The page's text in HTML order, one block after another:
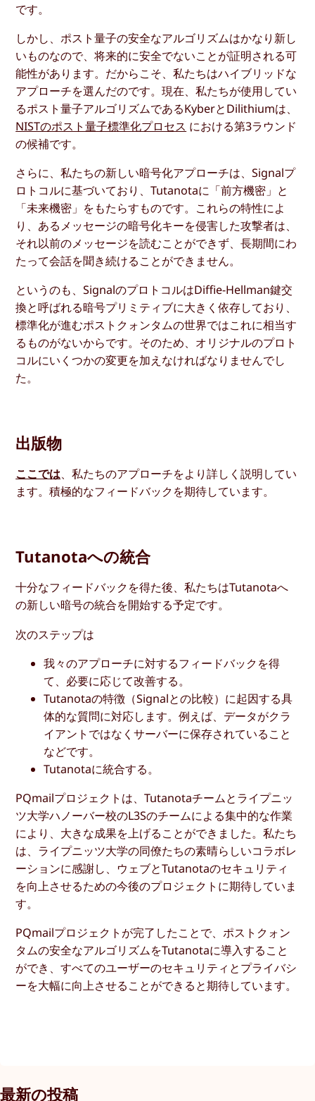
です。
しかし、ポスト量子の安全なアルゴリズムはかなり新し
いものなので、将来的に安全でないことが証明される可
能性があります。だからこそ、私たちはハイブリッドな
アプローチを選んだのです。現在、私たちが使用してい
るポスト量子アルゴリズムであるKyberとDilithiumは、
NISTのポスト量子標準化プロセス における第3ラウンド
の候補です。
さらに、私たちの新しい暗号化アプローチは、Signalプ
ロトコルに基づいており、Tutanotaに「前方機密」と
「未来機密」をもたらすものです。これらの特性によ
り、あるメッセージの暗号化キーを侵害した攻撃者は、
それ以前のメッセージを読むことができず、長期間にわ
たって会話を聞き続けることができません。
というのも、SignalのプロトコルはDiffie-Hellman鍵交
換と呼ばれる暗号プリミティブに大きく依存しており、
標準化が進むポストクォンタムの世界ではこれに相当す
るものがないからです。そのため、オリジナルのプロト
コルにいくつかの変更を加えなければなりませんでし
た。
出版物
ここでは、私たちのアプローチをより詳しく説明してい
ます。積極的なフィードバックを期待しています。
Tutanotaへの統合
十分なフィードバックを得た後、私たちはTutanotaへ
の新しい暗号の統合を開始する予定です。
次のステップは
我々のアプローチに対するフィードバックを得
て、必要に応じて改善する。
Tutanotaの特徴（Signalとの比較）に起因する具
体的な質問に対応します。例えば、データがクラ
イアントではなくサーバーに保存されていること
などです。
Tutanotaに統合する。
PQmailプロジェクトは、Tutanotaチームとライプニッ
ツ大学ハノーバー校のL3Sのチームによる集中的な作業
により、大きな成果を上げることができました。私たち
は、ライプニッツ大学の同僚たちの素晴らしいコラボレ
ーションに感謝し、ウェブとTutanotaのセキュリティ
を向上させるための今後のプロジェクトに期待していま
す。
PQmailプロジェクトが完了したことで、ポストクォン
タムの安全なアルゴリズムをTutanotaに導入すること
ができ、すべてのユーザーのセキュリティとプライバシ
ーを大幅に向上させることができると期待しています。
最新の投稿